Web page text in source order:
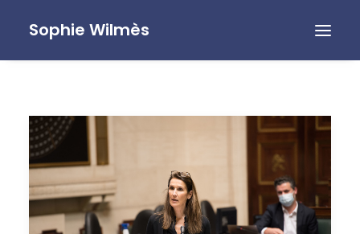
Sophie Wilmès